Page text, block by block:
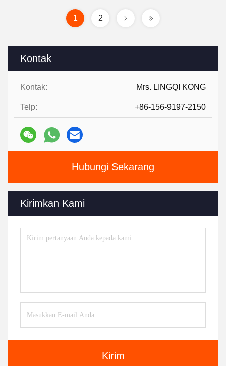
Kontak
Kontak: Mrs. LINGQI KONG
Telp: +86-156-9197-2150
Hubungi Sekarang
Kirimkan Kami
Kirim
1 2